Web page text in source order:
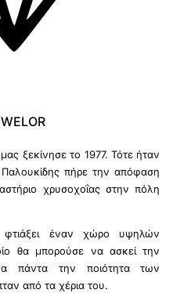
ξεκίνησε το 1977. Τότε ήταν
πήρε την απόφαση
χρυσοχοΐας στην πόλη
έναν χώρο υψηλών
θα μπορούσε να ασκεί την
πάντα την ποιότητα των
από τα χέρια του.